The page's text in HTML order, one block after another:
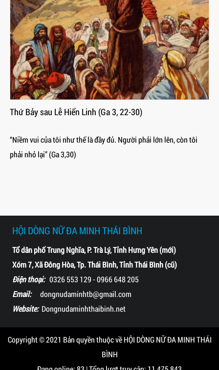
Thứ Bảy sau Lễ Hiển Linh (Ga 3, 22-30)
“Niềm vui của tôi như thế là đầy đủ. Người phải lớn lên, còn tôi
phải nhỏ lại” (Ga 3,30)
HỘI DÒNG NỮ ĐA MINH THÁI BÌNH
Tổ dân phố Trung Nghĩa, P. Trà Lý, Tỉnh Hưng Yên (mới)
Xóm 7, Xã Đông Hòa, Tp. Thái Bình, Tỉnh Thái Bình (cũ)
Điện thoại:0326 553 129 - 0966 648 205
Email:dongnudaminhtb@gmail.com
Website:Dongnudaminhthaibinh.net
Copyright © 2021 Bản quyền thuộc về HỘI DÒNG NỮ ĐA MINH THÁI
BÌNH